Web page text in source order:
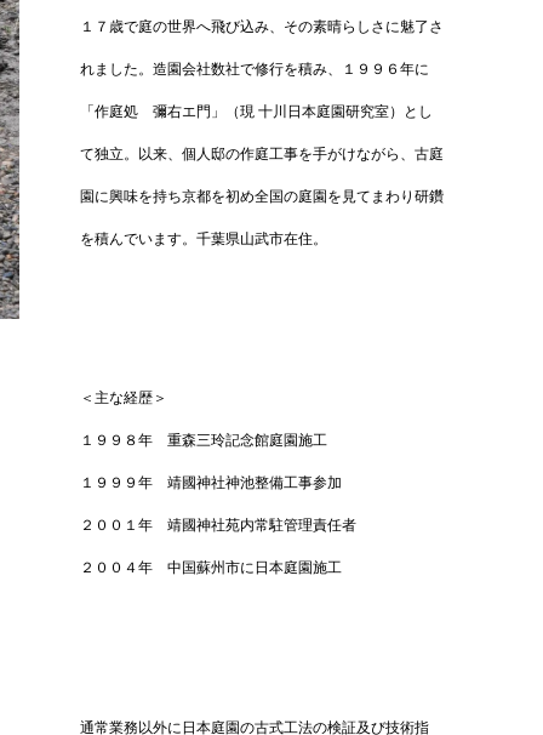
１７歳で庭の世界へ飛び込み、その素晴らしさに魅了さ
れました。造園会社数社で修行を積み、１９９６年に
「作庭処 彌右エ門」（現 十川日本庭園研究室）とし
て独立。以来、個人邸の作庭工事を手がけながら、古庭
園に興味を持ち京都を初め全国の庭園を見てまわり研鑽
を積んでいます。 千葉県山武市在住。
＜主な経歴＞
１９９８年 重森三玲記念館庭園施工
１９９９年 靖國神社神池整備工事参加
２００１年 靖國神社苑内常駐管理責任者
２００４年 中国蘇州市に日本庭園施工
通常業務以外に日本庭園の古式工法の検証及び技術指